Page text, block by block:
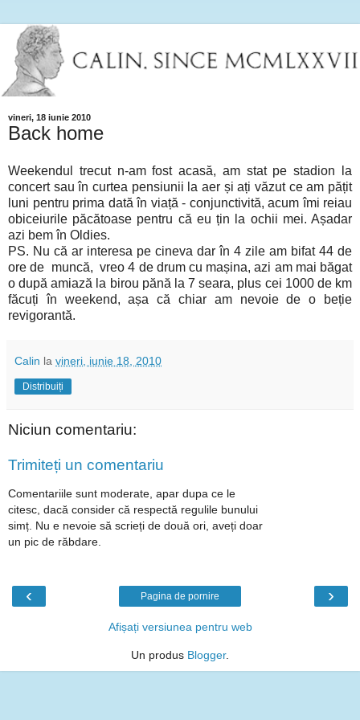
vineri, 18 iunie 2010
Back home
Weekendul trecut n-am fost acasă, am stat pe stadion la
concert sau în curtea pensiunii la aer și ați văzut ce am pățit
luni pentru prima dată în viață - conjunctivită, acum îmi reiau
obiceiurile păcătoase pentru că eu țin la ochii mei. Așadar
azi bem în Oldies.
PS. Nu că ar interesa pe cineva dar în 4 zile am bifat 44 de
ore de muncă, vreo 4 de drum cu mașina, azi am mai băgat
o după amiază la birou pănă la 7 seara, plus cei 1000 de km
făcuți în weekend, așa că chiar am nevoie de o beție
revigorantă.
Calin la vineri, iunie 18, 2010
Distribuiți
Niciun comentariu:
Trimiteți un comentariu
Comentariile sunt moderate, apar dupa ce le
citesc, dacă consider că respectă regulile bunului
simț. Nu e nevoie să scrieți de două ori, aveți doar
un pic de răbdare.
‹ ›
Pagina de pornire
Afișați versiunea pentru web
Un produs Blogger.